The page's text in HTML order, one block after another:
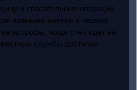
и спасательные операции,
важными именно в первые
когда счёт идёт на
службы достигает